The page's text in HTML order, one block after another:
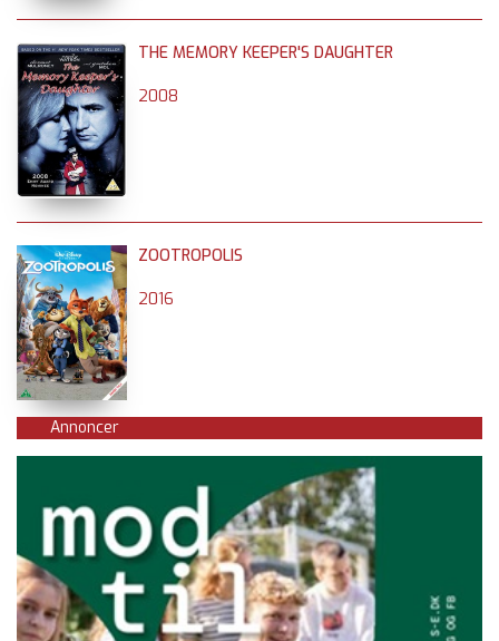
THE MEMORY KEEPER'S DAUGHTER
2008
ZOOTROPOLIS
2016
Annoncer